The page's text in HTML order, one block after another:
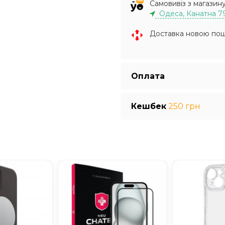
Самовивіз з
Одеса, Канатна
Доставка новою
Оплата
Кешбек 250 грн